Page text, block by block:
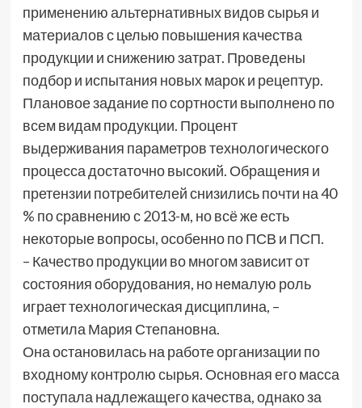
применению альтернативных видов сырья и
материалов с целью повышения качества
продукции и снижению затрат. Проведены
подбор и испытания новых марок и рецептур.
Плановое задание по сортности выполнено по
всем видам продукции. Процент
выдерживания параметров технологического
процесса достаточно высокий. Обращения и
претензии потребителей снизились почти на 40
% по сравнению с 2013-м, но всё же есть
некоторые вопросы, особенно по ПСВ и ПСП.
– Качество продукции во многом зависит от
состояния оборудования, но немалую роль
играет технологическая дисциплина, –
отметила Мария Степановна.
Она остановилась на работе организации по
входному контролю сырья. Основная его масса
поступала надлежащего качества, однако за